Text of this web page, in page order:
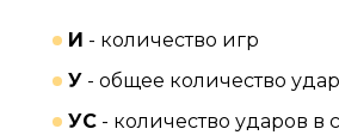
И - количество игр
У - общее количество
УС - количество ударов в